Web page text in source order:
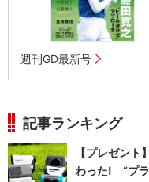
週刊GD最新号
記事ランキング
【プレゼン
わった! “プラ